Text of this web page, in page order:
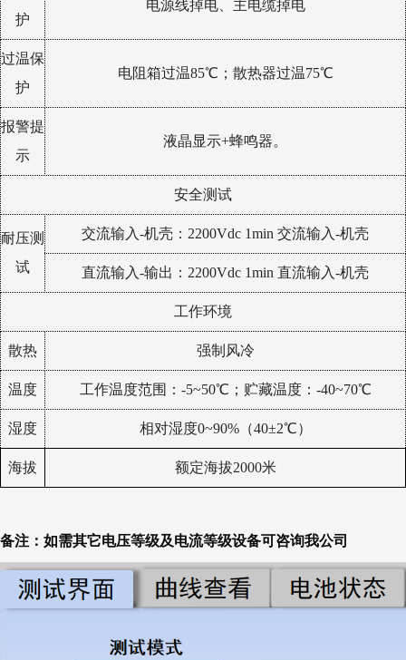
护
电源线掉电、主电缆掉电
过温保
护
电阻箱过温85℃；散热器过温75℃
报警提
示
液晶显示+蜂鸣器。
安全测试
耐压测
试
交流输入-机壳：2200Vdc 1min 交流输入-机壳
直流输入-输出：2200Vdc 1min 直流输入-机壳
工作环境
散热 强制风冷
温度 工作温度范围：-5~50℃；贮藏温度：-40~70℃
湿度 相对湿度0~90%（40±2℃）
海拔 额定海拔2000米
备注：如需其它电压等级及电流等级设备可咨询我公司